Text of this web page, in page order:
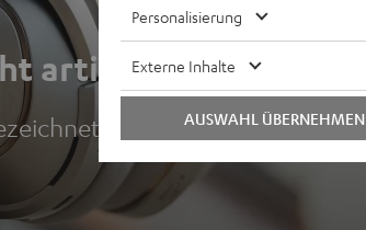
artig.
Bluetooth-Kopfhörer
Personalisierung
Externe Inhalte
AUSWAHL ÜBERNEHMEN